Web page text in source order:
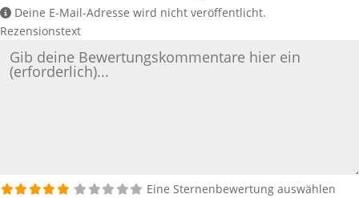
Deine E-Mail-Adresse wird nicht veröffentlicht.
Rezensionstext
Eine Sternenbewertung auswählen